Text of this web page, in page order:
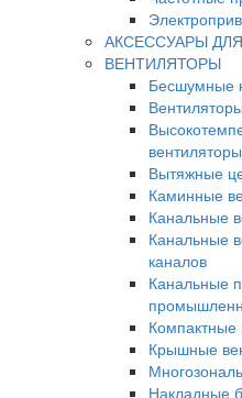
АКСЕССУАРЫ
ВЕНТИЛЯТОРЫ
Бесшумные
вентиляторы
Вытяжные
Каминные
Канальные
Канальные
каналов
Канальные
Компактные
Крышные
Накладные